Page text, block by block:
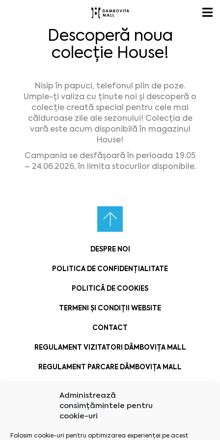
Administrează
consimțămintele pentru
cookie-uri
Folosim cookie-uri pentru optimizarea experienței pe acest
Descoperă noua
colecție House!
Nisip în papuci, telefonul plin de poze.
Umple-ți valiza cu ținute noi și descoperă o
colecție creată special pentru cele mai
călduroase zile ale sezonului! Colecția de
vară este acum disponibilă în magazinul
House!
Campania se desfășoară în perioada 19.05
– 24.06.2026, în limita stocurilor disponibile.
DESPRE NOI
POLITICA DE CONFIDENȚIALITATE
POLITICĂ DE COOKIES
TERMENI ȘI CONDIȚII WEBSITE
CONTACT
REGULAMENT VIZITATORI DÂMBOVIȚA MALL
REGULAMENT PARCARE DÂMBOVIȚA MALL